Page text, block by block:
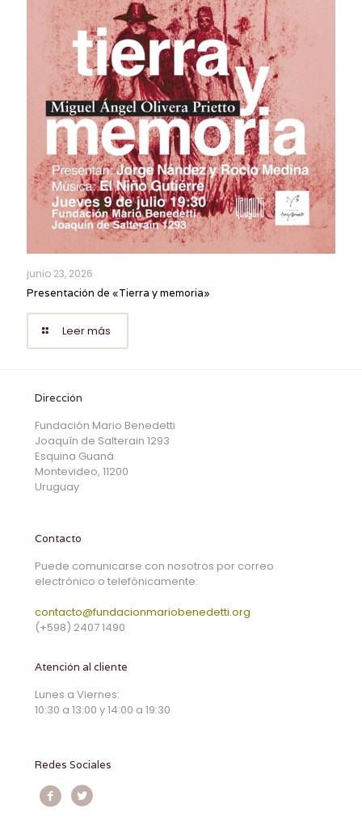
junio 23, 2026
Presentación de «Tierra y memoria»
Leer más
Dirección
Fundación Mario Benedetti
Joaquín de Salterain 1293
Esquina Guaná
Montevideo, 11200
Uruguay
Contacto
Puede comunicarse con nosotros por correo
electrónico o telefónicamente:
contacto@fundacionmariobenedetti.org
(+598) 2407 1490
Atención al cliente
Lunes a Viernes:
10:30 a 13:00 y 14:00 a 19:30
Redes Sociales